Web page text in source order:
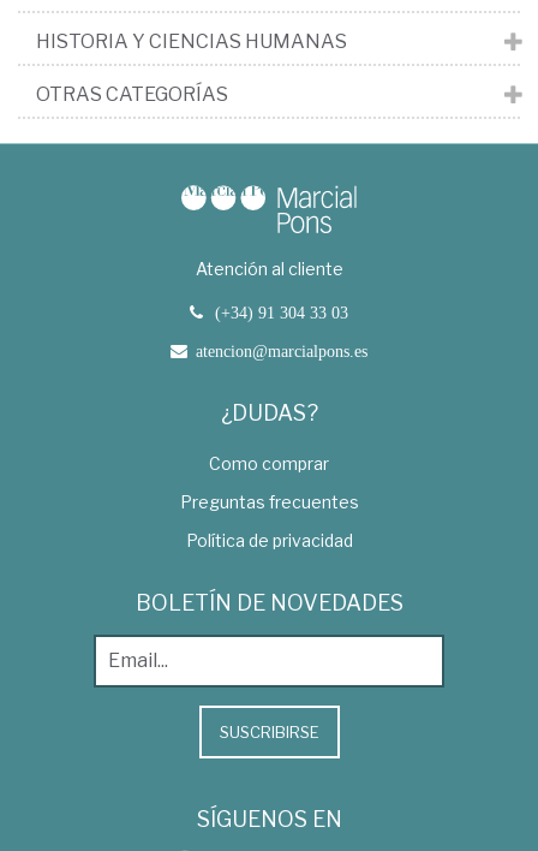
HISTORIA Y CIENCIAS HUMANAS
OTRAS CATEGORÍAS
Atención al cliente
(+34) 91 304 33 03
atencion@marcialpons.es
¿DUDAS?
Como comprar
Preguntas frecuentes
Política de privacidad
BOLETÍN DE NOVEDADES
SUSCRIBIRSE
SÍGUENOS EN